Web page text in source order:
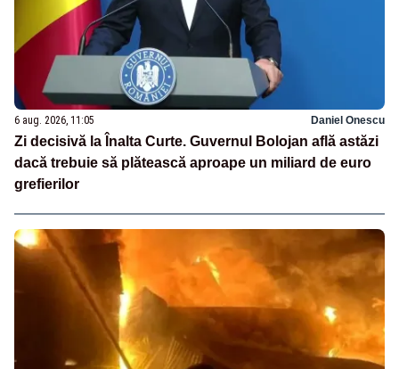
6 aug. 2026, 11:05 Daniel Onescu
Zi decisivă la Înalta Curte. Guvernul Bolojan află astăzi
dacă trebuie să plătească aproape un miliard de euro
grefierilor